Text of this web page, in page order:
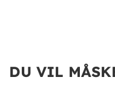
DU VIL